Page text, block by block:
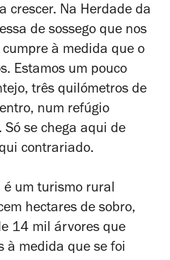
crescer. Na Herdade da
de sossego que nos
à medida que o
Estamos um pouco
três quilómetros de
num refúgio
se chega aqui de
contrariado.
um turismo rural
hectares de sobro,
14 mil árvores que
à medida que se foi